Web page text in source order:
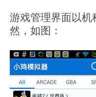
游戏管理界面以机
然，如图：